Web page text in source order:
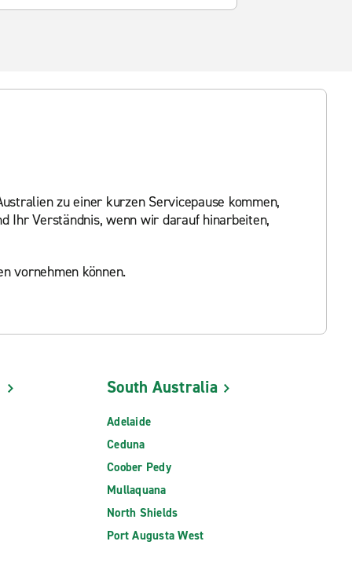
zu einer kurzen Servicepause kommen,
Ihr Verständnis, wenn wir darauf hinarbeiten,
vornehmen können.
South Australia
Adelaide
Ceduna
Coober Pedy
Mullaquana
North Shields
Port Augusta West